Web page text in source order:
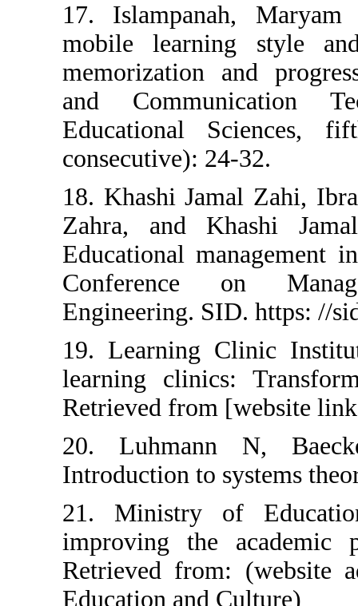
17.
mobile
memorization
and
Educational
consecutive):
18. Khashi
Zahra, and
Educational
Engineering.
19. Learning
learning
Retrieved from
20.
Introduction to
21. Ministry
improving the
Retrieved
Education and